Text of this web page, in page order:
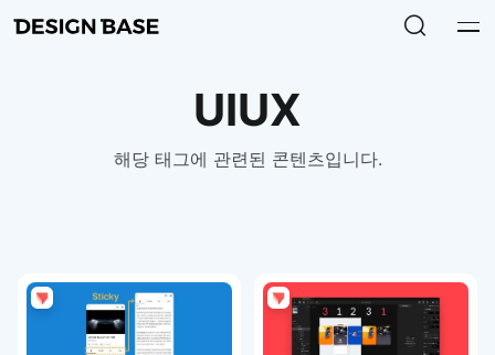
UIUX
해당 태그에 관련된 콘텐츠입니다.